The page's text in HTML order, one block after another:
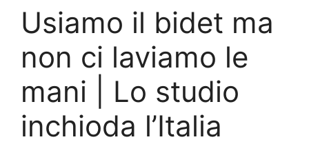
Usiamo il bidet ma
non ci laviamo le
mani | Lo studio
inchioda l’Italia